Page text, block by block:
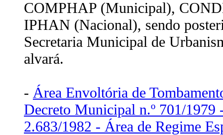
COMPHAP (Municipal),
IPHAN (Nacional), sendo
Secretaria Municipal de
alvará.
- Área Envoltória de
Decreto Municipal n.º 701/
2.683/1982 - Área de Regime